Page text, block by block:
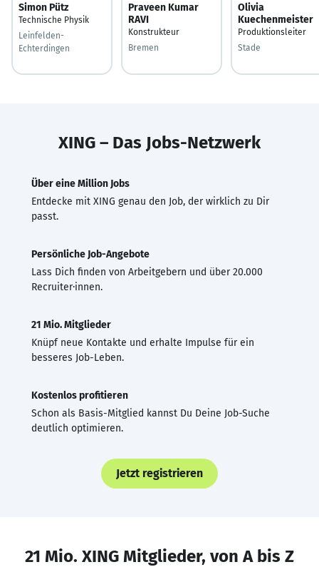
Simon Pütz
Technische Physik
Leinfelden-
Echterdingen
Praveen Kumar
RAVI
Konstrukteur
Bremen
Olivia
Kuechenmeister
Produktionsleiter
Stade
XING – Das Jobs-Netzwerk
Über eine Million Jobs
Entdecke mit XING genau den Job, der wirklich zu Dir
passt.
Persönliche Job-Angebote
Lass Dich finden von Arbeitgebern und über 20.000
Recruiter·innen.
21 Mio. Mitglieder
Knüpf neue Kontakte und erhalte Impulse für ein
besseres Job-Leben.
Kostenlos profitieren
Schon als Basis-Mitglied kannst Du Deine Job-Suche
deutlich optimieren.
Jetzt registrieren
21 Mio. XING Mitglieder, von A bis Z